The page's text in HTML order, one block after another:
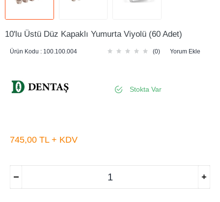
10'lu Üstü Düz Kapaklı Yumurta Viyolü (60 Adet)
Ürün Kodu : 100.100.004 (0) Yorum Ekle
Stokta Var
745,00 TL + KDV